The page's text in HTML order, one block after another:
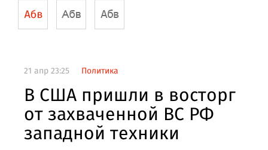
21 апр 23:25 Политика
В США пришли в восторг
от захваченной ВС РФ
западной техники